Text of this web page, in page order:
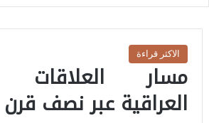
الاكثر قراءة
مسار العلاقات
العراقية عبر نصف قرن